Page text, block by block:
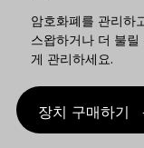
암호화폐를 관리하
스왑하거나 더 불
게 관리하세요.
장치 구매하기